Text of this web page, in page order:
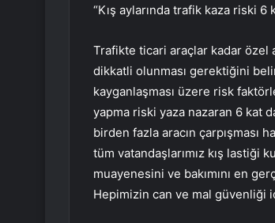
“Kış aylarında trafik kaza riski 6
Trafikte ticari araçlar kadar özel
dikkatli olunması gerektiğini
kayganlaşması üzere risk
yapma riski yaza nazaran 6 kat
birden fazla aracın çarpışması
tüm vatandaşlarımız kış lastiği
muayenesini ve bakımını en
Hepimizin can ve mal güvenliği